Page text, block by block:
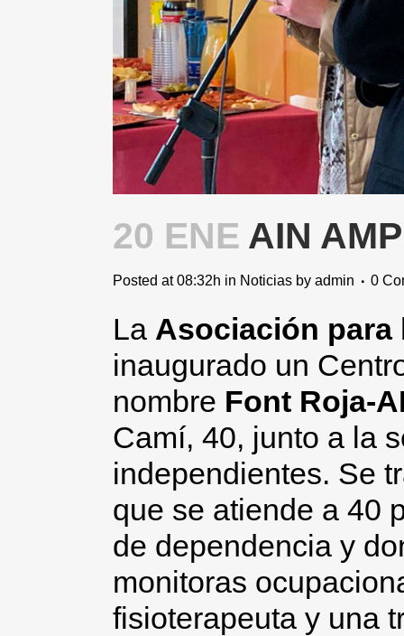
20 ENE AIN
Posted at 08:32h in Noticias by admin 0
La Asociación para
inaugurado un
nombre Font Roja-
Camí, 40, junto a la
independientes. Se
que se atiende a 40
de dependencia y
monitoras
fisioterapeuta y una